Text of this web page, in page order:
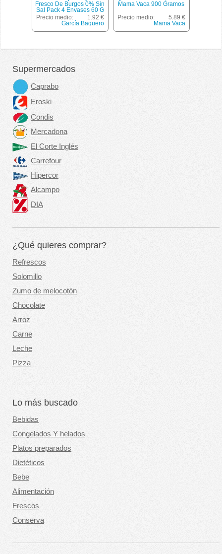
Fresco De Burgos 0% Sin
Sal Pack 4 Envases 60 G
Precio medio:
1.92 €
García Baquero
Mama Vaca 900 Gramos
Precio medio:
5.89 €
Mama Vaca
Supermercados
Caprabo
Eroski
Condis
Mercadona
El Corte Inglés
Carrefour
Hipercor
Alcampo
DIA
¿Qué quieres comprar?
Refrescos
Solomillo
Zumo de melocotón
Chocolate
Arroz
Carne
Leche
Pizza
Lo más buscado
Bebidas
Congelados Y helados
Platos preparados
Dietéticos
Bebe
Alimentación
Frescos
Conserva